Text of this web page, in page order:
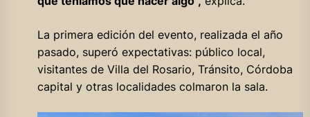
La primera edición del evento, realizada el año
pasado, superó expectativas: público local,
visitantes de Villa del Rosario, Tránsito, Córdoba
capital y otras localidades colmaron la sala.